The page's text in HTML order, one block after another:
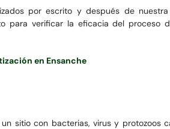
por escrito y después de
para verificar la eficacia del proceso
en Ensanche
sitio con bacterias, virus y protozoos